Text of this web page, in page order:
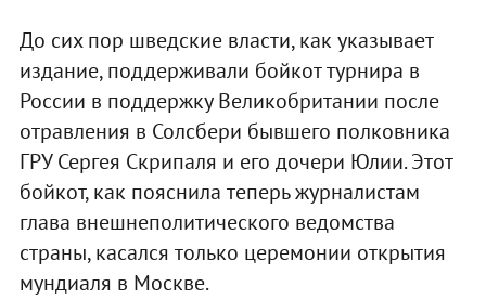
До сих пор шведские власти, как указывает
издание, поддерживали бойкот турнира в
России в поддержку Великобритании после
отравления в Солсбери бывшего полковника
ГРУ Сергея Скрипаля и его дочери Юлии. Этот
бойкот, как пояснила теперь журналистам
глава внешнеполитического ведомства
страны, касался только церемонии открытия
мундиаля в Москве.